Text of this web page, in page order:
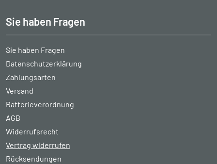
Sie haben Fragen
Sie haben Fragen
Datenschutzerklärung
Zahlungsarten
Versand
Batterieverordnung
AGB
Widerrufsrecht
Vertrag widerrufen
Rücksendungen